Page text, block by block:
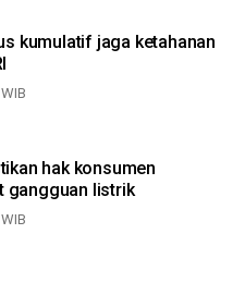
kumulatif jaga ketahanan
hak konsumen
gangguan listrik